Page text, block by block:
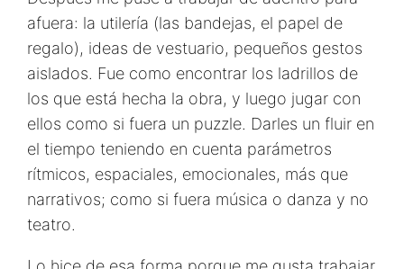
afuera: la utilería (las bandejas, el papel de
regalo), ideas de vestuario, pequeños gestos
aislados. Fue como encontrar los ladrillos de
los que está hecha la obra, y luego jugar con
ellos como si fuera un puzzle. Darles un fluir en
el tiempo teniendo en cuenta parámetros
rítmicos, espaciales, emocionales, más que
narrativos; como si fuera música o danza y no
teatro.